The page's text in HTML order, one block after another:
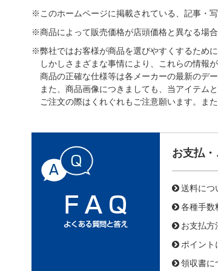
※このホームページに掲載されている、記事・
※商品によって販売価格が店頭価格と異なる場合
※弊社ではお客様が商品を選びやすくするため
しかしさまざまな事情により、これらの情報
商品の正確な仕様等は各メーカーの最新のデ
また、商品画像につきましても、当アイテム
ご注文の際はくれぐれもご注意願います。ま
お支払
送料につ
各種手数
お支払方
ポイント
領収書に